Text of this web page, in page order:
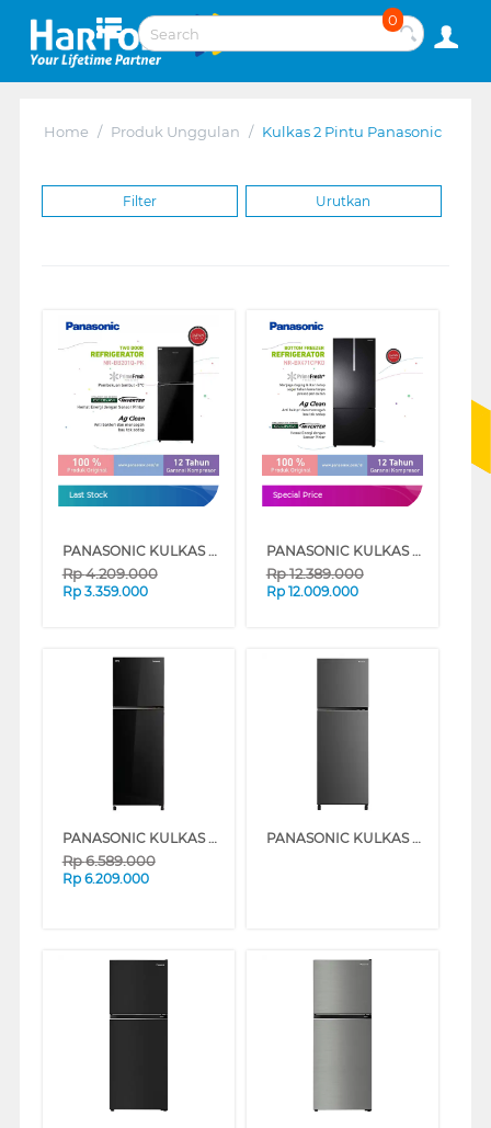
0
Home / Produk Unggulan / Kulkas 2 Pintu Panasonic
Filter Urutkan
Last Stock
PANASONIC KULKAS 2 PINTU KECIL SMALL 2 DOOR REFRIGERATOR NRBB201QPK
Rp4.209.000
Rp 3.359.000
Special Price
PANASONIC KULKAS 2 PINTU BESAR BIG 2 DOOR REFRIGERATOR NRBX471CPKD
Rp12.389.000
Rp 12.009.000
PANASONIC KULKAS 2 PINTU BESAR 2 DOOR BIG REFRIGERATOR NRBB332QPK
Rp6.589.000
Rp 6.209.000
PANASONIC KULKAS 2 PINTU BESAR 2 DOOR BIG REFRIGERATOR NRBB332QP